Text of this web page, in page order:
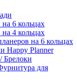
6 кольцах
4 кольцах
на 6 кольцах
Happy Planner
Брелоки
для